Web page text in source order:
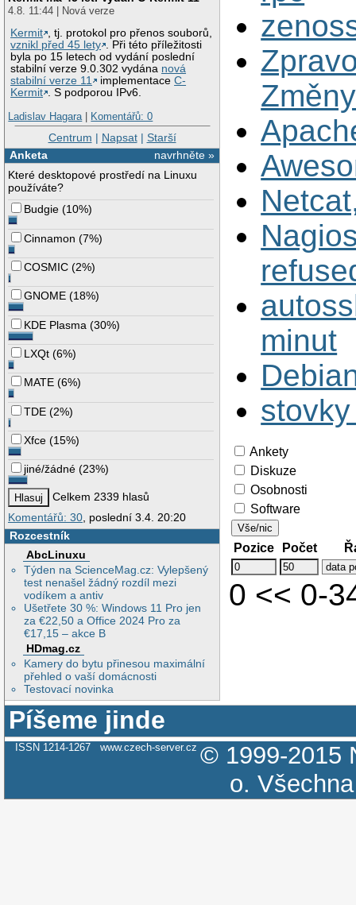
4.8. 11:44 | Nová verze
Kermit , tj. protokol pro přenos souborů,
vznikl před 45 lety . Při této příležitosti
byla po 15 letech od vydání poslední
stabilní verze 9.0.302 vydána nová
stabilní verze 11
implementaceC-
Kermit . S podporou IPv6.
Ladislav Hagara| Komentářů: 0
Centrum | Napsat| Starší
navrhněte »
Anketa
Které desktopové prostředí na Linuxu
používáte?
Budgie (10%)
Cinnamon (7%)
COSMIC (2%)
GNOME (18%)
KDE Plasma (30%)
LXQt (6%)
MATE (6%)
TDE (2%)
Xfce (15%)
jiné/žádné (23%)
Celkem 2339 hlasů
Komentářů: 30 , poslední 3.4. 20:20
Rozcestník
AbcLinuxu
Týden na ScienceMag.cz: Vylepšený
test nenašel žádný rozdíl mezi
vodíkem a antiv
Ušetřete 30 %: Windows 11 Pro jen
za €22,50 a Office 2024 Pro za
€17,15 – akce B
HDmag.cz
Kamery do bytu přinesou maximální
přehled o vaší domácnosti
Testovací novinka
minut
Ankety
Diskuze
Osobnosti
Software
Vše/nic
Pozice Počet
0 << 0-
Píšeme jinde
ISSN 1214-1267 www.czech-server.cz © 1999-2015
o.